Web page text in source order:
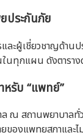
ประกันภัย
ะผู้เชี่ยวชาญด้าน
นทุกแผน ดังตารา
รับ “แพทย์”
ณ สถานพยาบาล
องแพทยสภาและ